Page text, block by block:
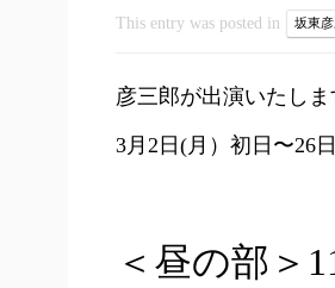
This entry was posted in 坂東
彦三郎が出演いたしま
3月2日(月）初日〜26
＜昼の部＞